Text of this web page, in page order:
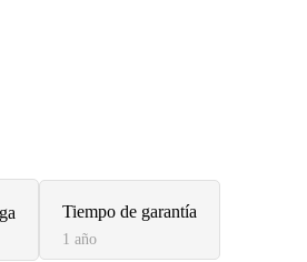
Tiempo de garantía
1 año